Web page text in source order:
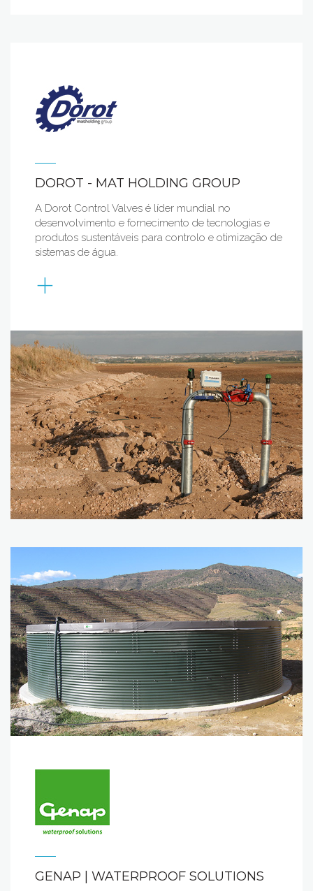
DOROT - MAT HOLDING GROUP
A Dorot Control Valves é líder mundial no
desenvolvimento e fornecimento de tecnologias e
produtos sustentáveis para controlo e otimização de
sistemas de água.
+
GENAP | WATERPROOF SOLUTIONS